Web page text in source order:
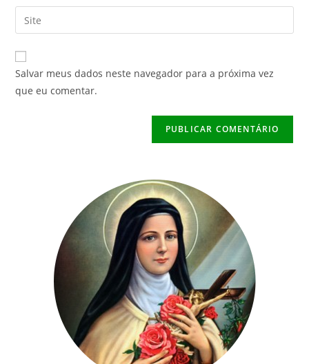
de
usuário
para
comentar
endereço
de
mail
para
comentar
Digite
o
URL
do
site
Salvar meus dados neste navegador para a próxima vez
que eu comentar.